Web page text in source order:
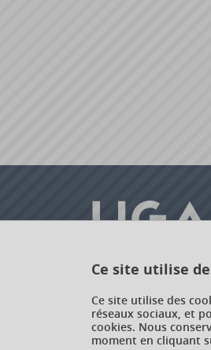
Ce site utilise
Ce site utilise des
réseaux sociaux, et
cookies. Nous
moment en cliquant
Université
621 avenue Centrale
38400 Saint-